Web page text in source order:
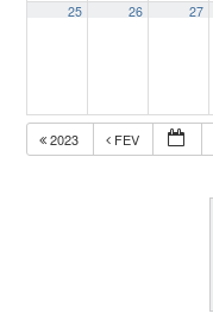
25 26 27
2023 FEV